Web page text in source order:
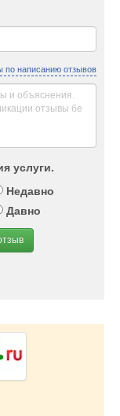
по написанию отзывов
услуги.
Недавно
Давно